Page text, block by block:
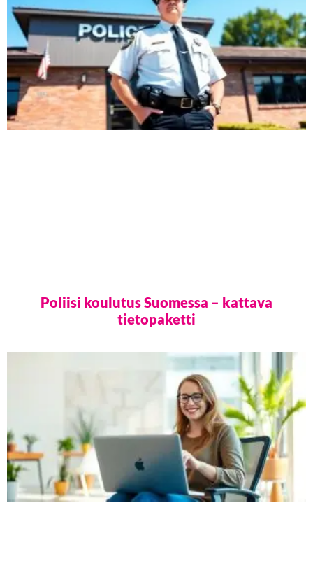
Poliisi koulutus Suomessa – kattava
tietopaketti